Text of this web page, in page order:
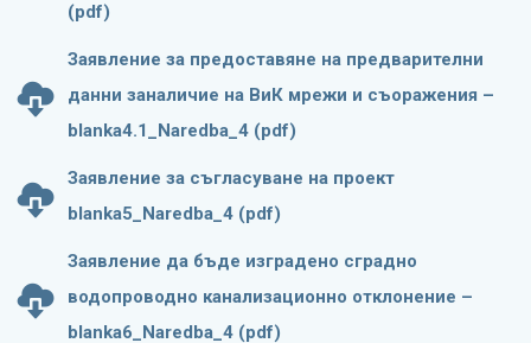
(pdf)
Заявление за предоставяне на предварителни
данни заналичие на ВиК мрежи и съоражения –
blanka4.1_Naredba_4 (pdf)
Заявление за съгласуване на проект
blanka5_Naredba_4 (pdf)
Заявление да бъде изградено сградно
водопроводно канализационно отклонение –
blanka6_Naredba_4 (pdf)